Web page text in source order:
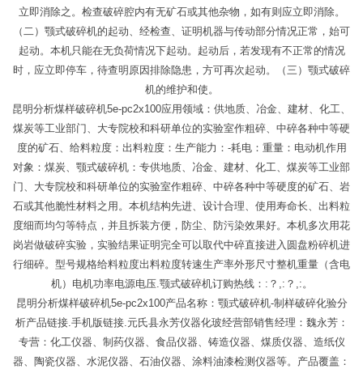
立即消除之。检查破碎腔内有无矿石或其他杂物，如有则应立即消除。
（二）颚式破碎机的起动、经检查、证明机器与传动部分情况正常，始可
起动。本机只能在无负荷情况下起动。起动后，若发现有不正常的情况
时，应立即停车，待查明原因排除隐患，方可再次起动。（三）颚式破碎
机的维护和使。
昆明分析煤样破碎机5e-pc2x100应用领域：供地质、冶金、建材、化工、
煤炭等工业部门、大专院校和科研单位的实验室作粗碎、中碎各种中等硬
度的矿石、给料粒度：出料粒度：生产能力：-耗电：重量：电动机作用
对象：煤炭、颚式破碎机：专供地质、冶金、建材、化工、煤炭等工业部
门、大专院校和科研单位的实验室作粗碎、中碎各种中等硬度的矿石、岩
石或其他脆性材料之用。本机结构先进、设计合理、使用寿命长、出料粒
度细而均匀等特点，并且拆装方便，防尘、防污染效果好。本机多次用花
岗岩做破碎实验，实验结果证明完全可以取代中碎直接进入圆盘粉碎机进
行细碎。型号规格给料粒度出料粒度转速生产率外形尺寸整机重量（含电
机）电机功率电源电压.颚式破碎机订购热线：:？,:？,:。
昆明分析煤样破碎机5e-pc2x100产品名称：颚式破碎机-制样破碎化验分
析产品链接.手机版链接.元氏县永芳仪器化玻经营部销售经理：魏永芳：
专营：化工仪器、制药仪器、食品仪器、铸造仪器、煤质仪器、造纸仪
器、陶瓷仪器、水泥仪器、石油仪器、涂料油漆检测仪器等。产品覆盖：